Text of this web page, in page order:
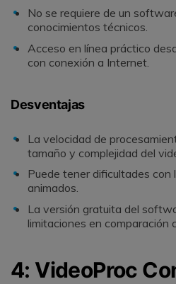
No se requiere de un
conocimientos técnicos.
Acceso en línea práctico
con conexión a Internet.
Desventajas
La velocidad de
tamaño y complejidad del
Puede tener dificultades con
animados.
La versión gratuita del
limitaciones en comparación
4: VideoProc